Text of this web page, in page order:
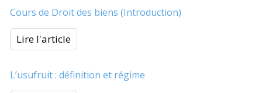
Cours de Droit des biens (Introduction)
Lire l'article
L’usufruit : définition et régime